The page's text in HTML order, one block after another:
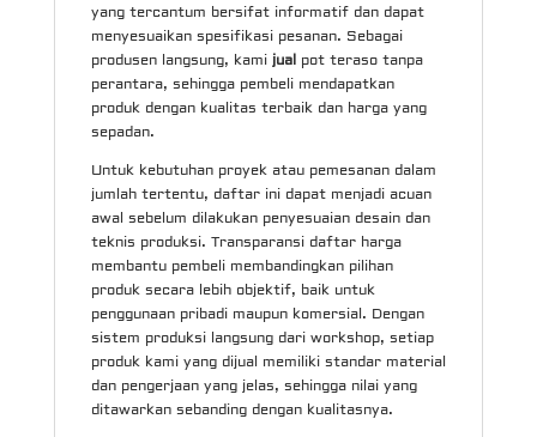
yang tercantum bersifat informatif dan dapat
menyesuaikan spesifikasi pesanan. Sebagai
produsen langsung, kami jualpot teraso tanpa
perantara, sehingga pembeli mendapatkan
produk dengan kualitas terbaik dan harga yang
sepadan.
Untuk kebutuhan proyek atau pemesanan dalam
jumlah tertentu, daftar ini dapat menjadi acuan
awal sebelum dilakukan penyesuaian desain dan
teknis produksi. Transparansi daftar harga
membantu pembeli membandingkan pilihan
produk secara lebih objektif, baik untuk
penggunaan pribadi maupun komersial. Dengan
sistem produksi langsung dari workshop, setiap
produk kami yang dijual memiliki standar material
dan pengerjaan yang jelas, sehingga nilai yang
ditawarkan sebanding dengan kualitasnya.